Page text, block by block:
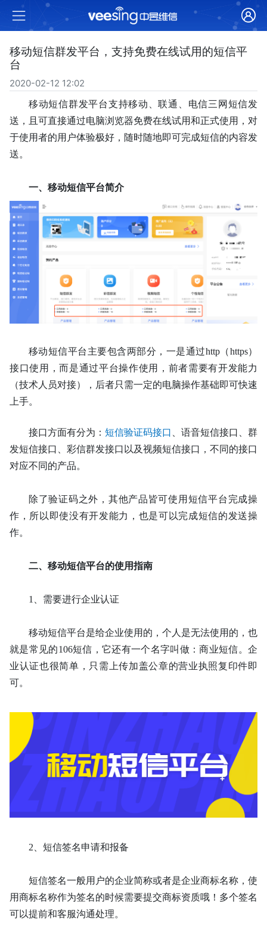
移动短信群发平台，支持免费在线试用的短信平
台
2020-02-12 12:02
移动短信群发平台支持移动、联通、电信三网短信发
送，且可直接通过电脑浏览器免费在线试用和正式使用，对
于使用者的用户体验极好，随时随地即可完成短信的内容发
送。
一、移动短信平台简介
移动短信平台主要包含两部分，一是通过http（https）
接口使用，而是通过平台操作使用，前者需要有开发能力
（技术人员对接），后者只需一定的电脑操作基础即可快速
上手。
接口方面有分为： 短信验证码接口
、语音短信接口、群
发短信接口、彩信群发接口以及视频短信接口，不同的接口
对应不同的产品。
除了验证码之外，其他产品皆可使用短信平台完成操
作，所以即使没有开发能力，也是可以完成短信的发送操
作。
二、移动短信平台的使用指南
1 、需要进行企业认证
移动短信平台是给企业使用的，个人是无法使用的，也
就是常见的106短信，它还有一个名字叫做：商业短信。企
业认证也很简单，只需上传加盖公章的营业执照复印件即
可。
2 、短信签名申请和报备
短信签名一般用户的企业简称或者是企业商标名称，使
用商标名称作为签名的时候需要提交商标资质哦！多个签名
可以提前和客服沟通处理。